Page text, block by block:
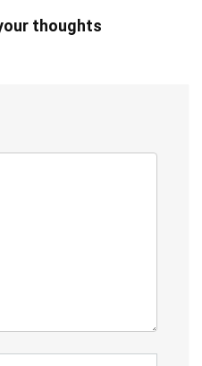
thoughts